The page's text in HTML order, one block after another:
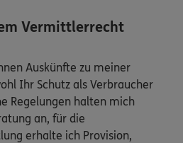
Vermittlerrecht
Auskünfte zu meiner
Ihr Schutz als Verbraucher
Regelungen halten mich
an, für die
erhalte ich Provision,